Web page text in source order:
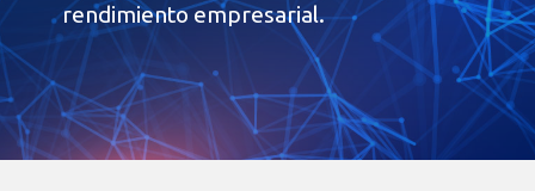
rendimiento empresarial.